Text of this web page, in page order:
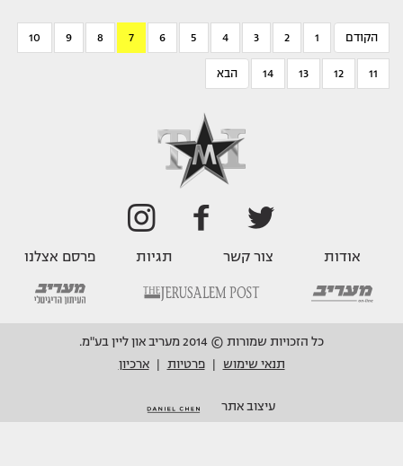
הקודם 1
2
3
4
5
6
7
8
9
10
11
12
13
14 הבא
אודות צור קשר תגיות פרסם אצלנו
כל הזכויות שמורות © 2014 מעריב און ליין בע"מ.
תנאי שימוש
פרטיות ארכיון
עיצוב אתר